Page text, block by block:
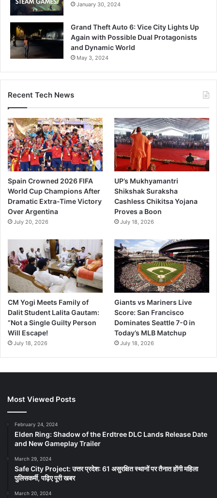
January 30, 2024
Grand Theft Auto 6: Vice City Lights Up
Again with Possible Dual Protagonists
and Dynamic World
May 3, 2024
Recent Tech News
Spain Crowned 2026 FIFA
World Cup Champions After
Dramatic Extra-Time Victory
Over Argentina
July 20, 2026
UP’s Mukhyamantri
Shikshak Suraksha
Cashless Chikitsa Yojana
Proves a Boon
July 18, 2026
CM Yogi Meets Family of
Dalit Student Lalita Gautam:
“Not a Single Guilty Person
Will Escape!
July 18, 2026
Giants vs Mariners Live
Score: San Francisco
Dominates Seattle 7-0 in
Today’s MLB Matchup
July 18, 2026
Most Viewed Posts
February 24, 2024
Elden Ring: Shadow of the Erdtree DLC Lands Release Date
and New Gameplay Trailer
March 29, 2024
Safe City Project: उत्तर प्रदेश: 61 असुरक्षित स्थानों पर तैनात होंगी महिला
पुलिसकर्मी, पढ़िए पूरी खबर
March 20, 2024